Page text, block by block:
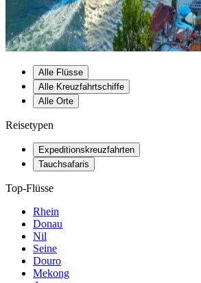
Alle Flüsse
Alle Kreuzfahrtschiffe
Alle Orte
Reisetypen
Expeditionskreuzfahrten
Tauchsafaris
Top-Flüsse
Rhein
Donau
Nil
Seine
Douro
Mekong